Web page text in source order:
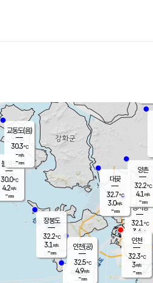
무의도
볼음도
30.0℃
4.2m/s
-mm
장봉도
32.2℃
3.1 m/s
-mm
경서동
32.1℃
3.4 m/s
-mm
대곶
32.7℃
3.0m/s
-mm
양촌
32.2℃
4.1 m/s
-mm
인천(공)
32.5℃
4.9m/s
-mm
교동도(음)
30.3℃
-m/s
-mm
인천
32.3℃
3m/s
-mm